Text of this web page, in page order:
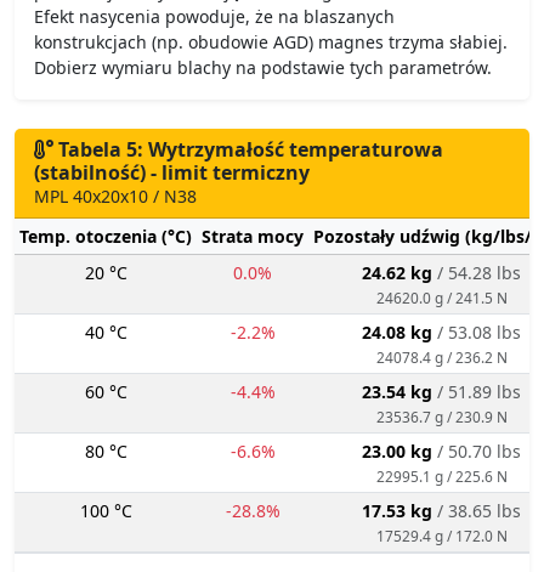
Efekt nasycenia powoduje, że na blaszanych
konstrukcjach (np. obudowie AGD) magnes trzyma słabiej.
Dobierz wymiaru blachy na podstawie tych parametrów.
Tabela 5: Wytrzymałość temperaturowa
(stabilność) - limit termiczny
MPL 40x20x10 / N38
Temp. otoczenia (°C) Strata mocy Pozostały udźwig (kg/lbs/
20 °C
0.0% 24.62 kg / 54.28 lbs
24620.0 g / 241.5 N
40 °C -2.2% 24.08 kg / 53.08 lbs
24078.4 g / 236.2 N
60 °C -4.4% 23.54 kg / 51.89 lbs
23536.7 g / 230.9 N
80 °C -6.6% 23.00 kg / 50.70 lbs
22995.1 g / 225.6 N
100 °C -28.8% 17.53 kg / 38.65 lbs
17529.4 g / 172.0 N